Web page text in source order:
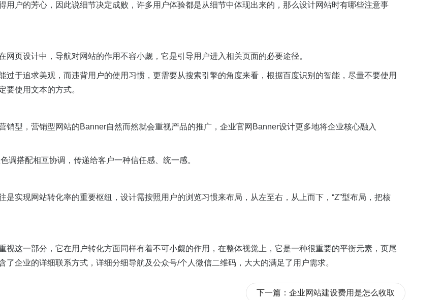
用户的芳心，因此说细节决定成败，许多用户体验都是从细节中体现出来的，那么设计网站时有哪些注意事
页设计中，导航对网站的作用不容小觑，它是引导用户进入相关页面的必要途径。
过于追求美观，而违背用户的使用习惯，更需要从搜索引擎的角度来看，根据百度识别的智能，尽量不要使用
要使用文本的方式。
销型，营销型网站的Banner自然而然就会重视产品的推广，企业官网Banner设计更多地将企业核心融入
调搭配相互协调，传递给客户一种信任感、统一感。
实现网站转化率的重要枢纽，设计需按照用户的浏览习惯来布局，从左至右，从上而下，“Z”型布局，把核
视这一部分，它在用户转化方面同样有着不可小觑的作用，在整体视觉上，它是一种很重要的平衡元素，页尾
企业的详细联系方式，详细分细导航及公众号/个人微信二维码，大大的满足了用户需求。
下一篇： 企业网站建设费用是怎么收取